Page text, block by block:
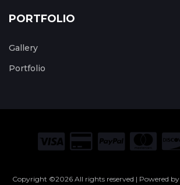
PORTFOLIO
Gallery
Portfolio
Copyright ©2026 All rights reserved | Powered by